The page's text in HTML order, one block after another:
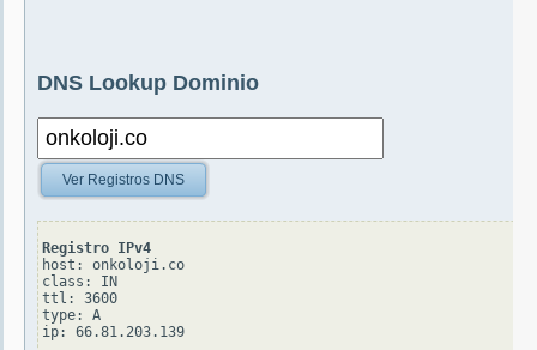
DNS Lookup Dominio
Ver Registros DNS
Registro IPv4
host: onkoloji.co
class: IN
ttl: 3600
type: A